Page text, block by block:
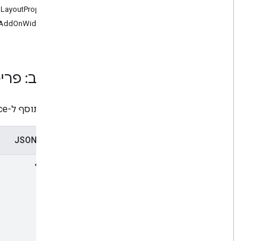
LayoutProperties
משאב:
פריסת תוסף ל-Google Workspace